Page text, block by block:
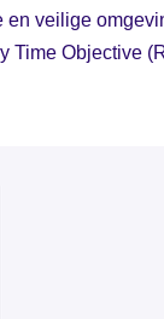
en veilige
Time Objective